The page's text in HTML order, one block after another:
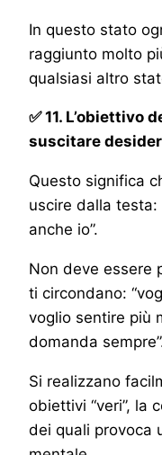
In questo stato
raggiunto molto
qualsiasi altro
✅ 11. L’obiettivo
suscitare
Questo significa
uscire dalla testa:
anche io”.
Non deve essere
ti circondano:
voglio sentire più
domanda
Si realizzano
obiettivi “veri”, la
dei quali provoca